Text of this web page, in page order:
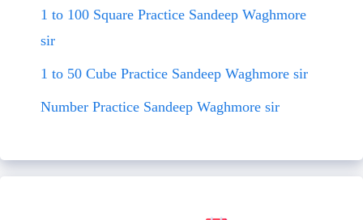
1 to 100 Square Practice Sandeep Waghmore
sir
1 to 50 Cube Practice Sandeep Waghmore sir
Number Practice Sandeep Waghmore sir